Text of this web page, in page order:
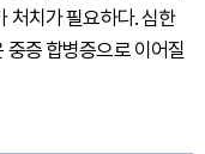
처치가 필요하다. 심한
증 합병증으로 이어질